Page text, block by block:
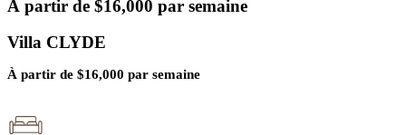
À partir de $16,000 par semaine
Villa CLYDE
À partir de $16,000 par semaine